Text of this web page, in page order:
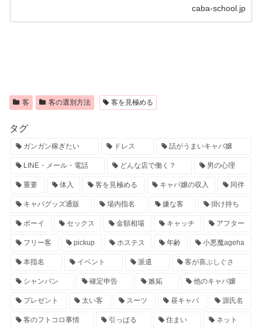
caba-school.jp
客 客の選別方法 客を見極める
タグ
ガンガン稼ぎたい ドレス 話がうまいキャバ嬢
LINE・メール・電話 どんな店で働く？ 男の心理
重要 体入 客を見極める キャバ嬢の収入 同伴
キャバグッズ通販 場内指名 嫌な客 掛け持ち
ボーイ セックス 金額相場 キャッチ アフター
フリー客 pickup ホステス 年齢 小悪魔ageha
本指名 イベント 派遣 客が喜ぶしぐさ
シャンパン 確定申告 嫉妬 他のキャバ嬢
プレゼント 太い客 スーツ 昼キャバ 源氏名
客のフトコロ事情 引っぱる 住まい ネット